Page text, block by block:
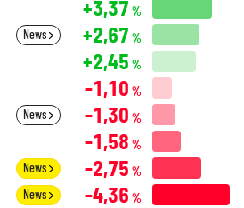
+3,37 %
News +2,67 %
+2,45 %
-1,10 %
News -1,30 %
-1,58 %
News -2,75 %
News -4,36 %